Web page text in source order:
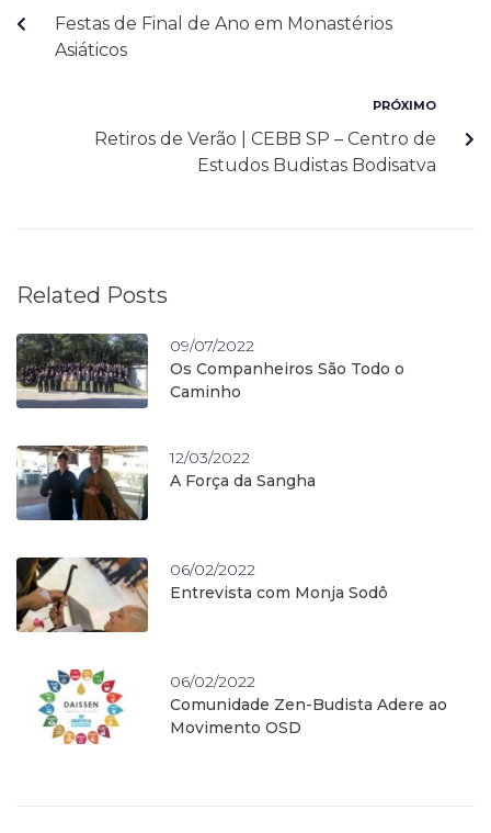
Festas de Final de Ano em Monastérios
Asiáticos
PRÓXIMO
Retiros de Verão | CEBB SP – Centro de
Estudos Budistas Bodisatva
Related Posts
09/07/2022
Os Companheiros São Todo o
Caminho
12/03/2022
A Força da Sangha
06/02/2022
Entrevista com Monja Sodô
06/02/2022
Comunidade Zen-Budista Adere ao
Movimento OSD